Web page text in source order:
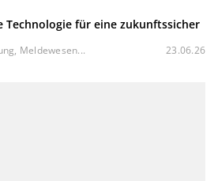
Technologie für eine zukunftssicher
Meldewesen... 23.06.26